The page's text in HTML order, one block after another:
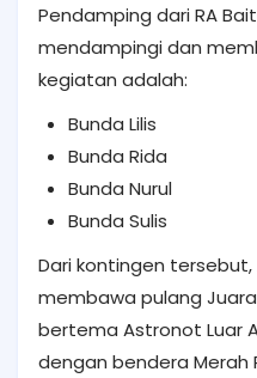
Pendamping dari RA
mendampingi dan
kegiatan adalah:
Bunda Lilis
Bunda Rida
Bunda Nurul
Bunda Sulis
Dari kontingen tersebut,
membawa pulang
bertema Astronot Luar
dengan bendera